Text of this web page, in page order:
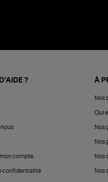
?
compte
confidentialité
À
Nos
Qui
Nos
Nos
Nos
Nos